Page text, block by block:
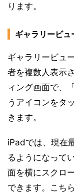
ります。
ギャラリービュ
ギャラリービュ
者を複数人表示
ィング画面で、
うアイコンをタ
きます。
iPadでは、現在
るようになって
面を横にスクロ
できます。こち